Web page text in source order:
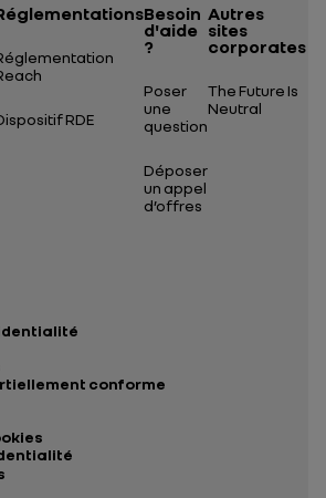
RDE
Besoin
d'aide
?
Poser
une
question
Déposer
un appel
d’offres
Autres
sites
corporates
The Future Is
Neutral
conforme